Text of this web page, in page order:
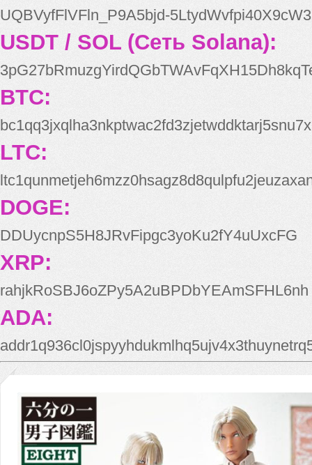
UQBVyfFlVFln_P9A5bjd-
USDT / SOL (Сеть Solana):
BTC:
bc1qq3jxqlha3nkptwac2fd3zjetwddktarj5snu7x
LTC:
DOGE:
DDUycnpS5H8JRvFipgc3yoKu2fY4uUxcFG
XRP:
rahjkRoSBJ6oZPy5A2uBPDbYEAmSFHL6nh
ADA: